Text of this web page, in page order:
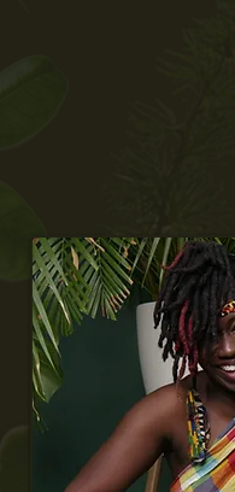
Transformeert
emotionele, fysieke,
spirituele
blokkades